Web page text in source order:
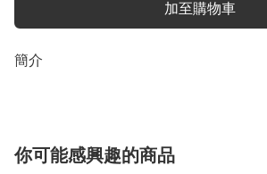
加至購物車
簡介
你可能感興趣的商品